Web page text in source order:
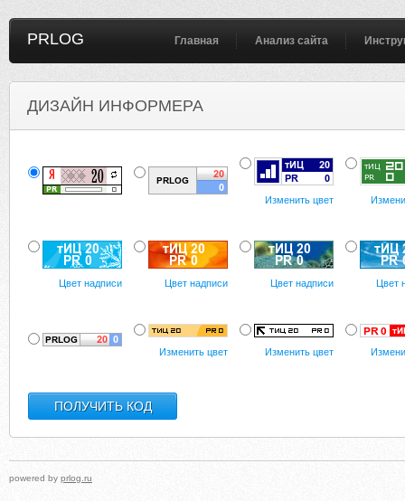
PRLOG Главная Анализ сайта
ДИЗАЙН ИНФОРМЕРА
Изменить цвет
Цвет надписи Цвет надписи Цвет надписи Цвет
Изменить цвет Изменить цвет
powered by prlog.ru